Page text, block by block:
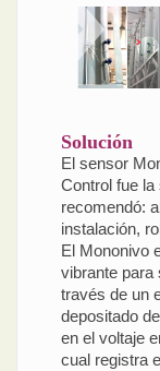
Solución
El sensor
Control fue la
recomendó:
instalación,
El Mononivo
vibrante para
través de un
depositado
en el voltaje
cual registra